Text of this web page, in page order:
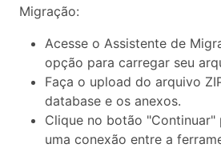
Migração:
Acesse o Assistente de
opção para carregar seu
Faça o upload do arquivo
database e os anexos.
Clique no botão "Continuar"
uma conexão entre a